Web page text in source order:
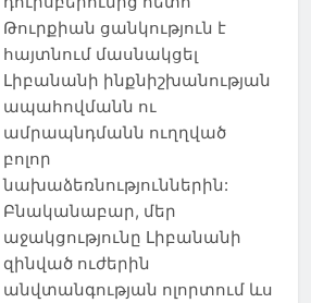
Թուրքիան ցանկություն է
հայտնում մասնակցել
Լիբանանի ինքնիշխանության
ապահովմանն ու
ամրապնդմանն ուղղված
բոլոր
նախաձեռնություններին:
Բնականաբար, մեր
աջակցությունը Լիբանանի
զինված ուժերին
անվտանգության ոլորտում ևս